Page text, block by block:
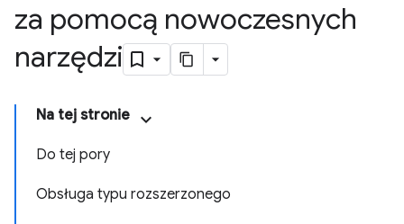
za pomocą nowoczesnych
narzędzi
Na tej stronie
Do tej pory
Obsługa typu rozszerzonego